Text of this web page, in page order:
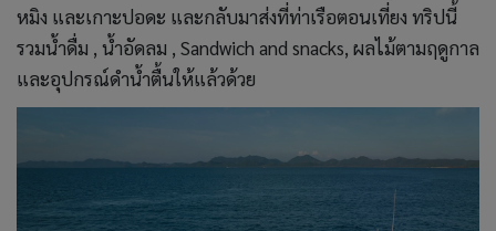
หมิง และเกาะปอดะ และกลับมาส่งที่ท่าเรือตอนเที่ยง ทริปนี้
รวมน้ำดื่ม , น้ำอัดลม , Sandwich and snacks, ผลไม้ตามฤดูกาล
และอุปกรณ์ดำน้ำตื้นให้แล้วด้วย